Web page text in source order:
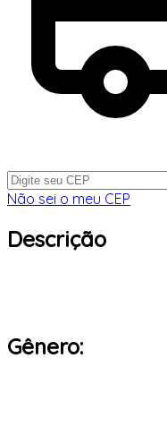
Não sei o meu CEP
Descrição
Gênero: